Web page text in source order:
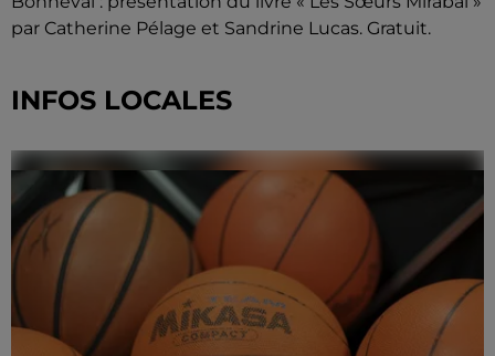
par Catherine Pélage et Sandrine Lucas. Gratuit.
INFOS LOCALES